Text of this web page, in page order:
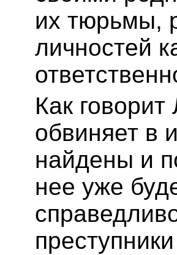
их тюрьмы,
личностей
Как
обвиняет в
найдены и
нее уже